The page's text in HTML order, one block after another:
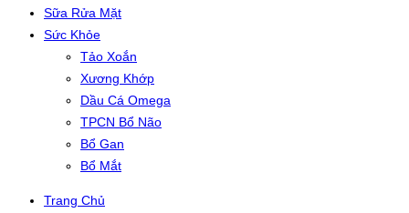
Sữa Rửa Mặt
Sức Khỏe
Tảo Xoắn
Xương Khớp
Dầu Cá Omega
TPCN Bổ Não
Bổ Gan
Bổ Mắt
Trang Chủ